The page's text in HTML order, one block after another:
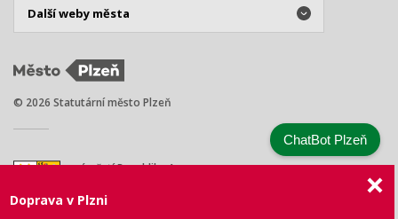
© 2026 Statutární město Plzeň
náměstí Republiky 1
Tel.: +420 378 031 111
Doprava v Plzni
ChatBot Plzeň